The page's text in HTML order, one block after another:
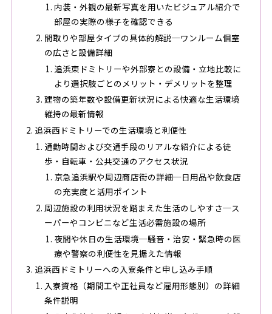
内装・外観の最新写真を用いたビジュアル紹介で
部屋の実際の様子を確認できる
間取りや部屋タイプの具体的解説─ワンルーム個室
の広さと設備詳細
追浜東ドミトリーや外部寮との設備・立地比較に
より選択肢ごとのメリット・デメリットを整理
建物の築年数や設備更新状況による快適な生活環境
維持の最新情報
追浜西ドミトリーでの生活環境と利便性
通勤時間および交通手段のリアルな紹介による徒
歩・自転車・公共交通のアクセス状況
京急追浜駅や周辺商店街の詳細─日用品や飲食店
の充実度と活用ポイント
周辺施設の利用状況を踏まえた生活のしやすさ─ス
ーパーやコンビニなど生活必需施設の場所
夜間や休日の生活環境─騒音・治安・緊急時の医
療や警察の利便性を見据えた情報
追浜西ドミトリーへの入寮条件と申し込み手順
入寮資格（期間工や正社員など雇用形態別）の詳細
条件説明